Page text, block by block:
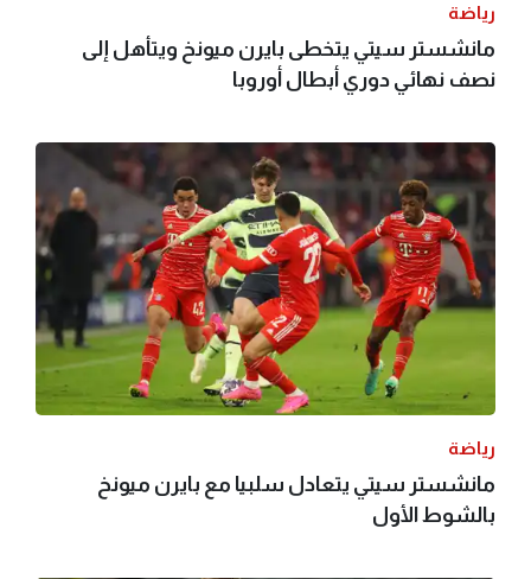
رياضة
مانشستر سيتي يتخطى بايرن ميونخ ويتأهل إلى
نصف نهائي دوري أبطال أوروبا
رياضة
مانشستر سيتي يتعادل سلبيا مع بايرن ميونخ
بالشوط الأول